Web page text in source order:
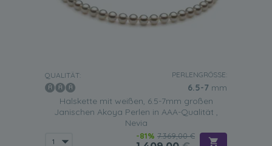
QUALITÄT: PERLENGRÖSSE:
6.5-7 mm
Halskette mit weißen, 6.5-7mm großen
Janischen Akoya Perlen in AAA-Qualität ,
Nevia
-81% 7.369,00 €